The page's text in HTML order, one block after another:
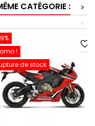
CATÉGORIE :
>
<
!
de stock
favorite_border